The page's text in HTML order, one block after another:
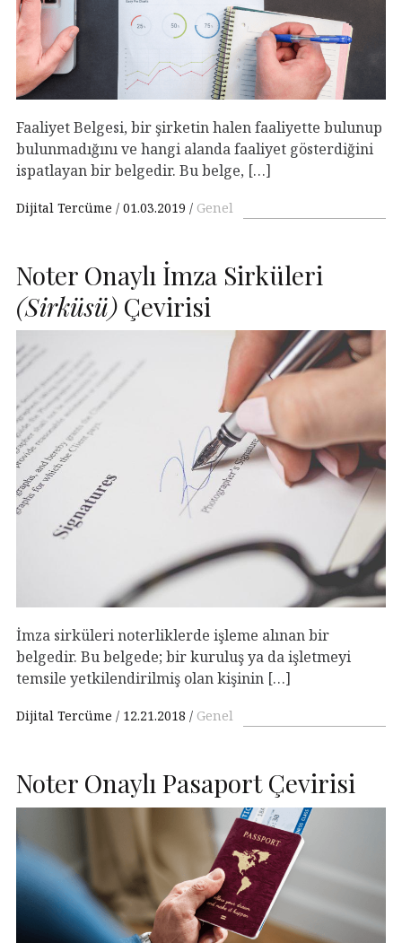
Faaliyet Belgesi, bir şirketin halen faaliyette bulunup
bulunmadığını ve hangi alanda faaliyet gösterdiğini
ispatlayan bir belgedir. Bu belge, […]
Dijital Tercüme 01.03.2019 Genel
Noter Onaylı İmza Sirküleri
(Sirküsü) Çevirisi
İmza sirküleri noterliklerde işleme alınan bir
belgedir. Bu belgede; bir kuruluş ya da işletmeyi
temsile yetkilendirilmiş olan kişinin […]
Dijital Tercüme 12.21.2018 Genel
Noter Onaylı Pasaport Çevirisi